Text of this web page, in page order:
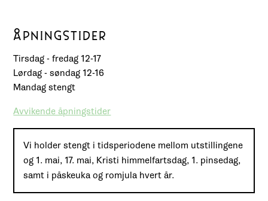
ÅPNINGSTIDER
Tirsdag - fredag 12-17
Lørdag - søndag 12-16
Mandag stengt
Avvikende åpningstider
Vi holder stengt i tidsperiodene mellom utstillingene
og 1. mai, 17. mai, Kristi himmelfartsdag, 1. pinsedag,
samt i påskeuka og romjula hvert år.